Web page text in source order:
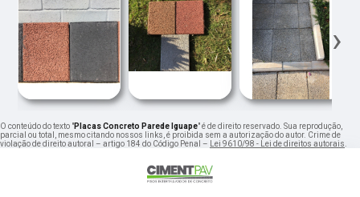
‹ ›
O conteúdo do texto "Placas Concreto Parede Iguape" é de direito reservado. Sua reprodução,
parcial ou total, mesmo citando nossos links, é proibida sem a autorização do autor. Crime de
violação de direito autoral – artigo 184 do Código Penal – Lei 9610/98 - Lei de direitos autorais.